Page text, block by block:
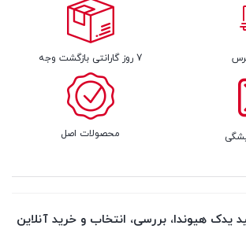
7 روز گارانتی بازگشت وجه
محصولات اصل
یدک هیوندا، بررسی، انتخاب و خرید آنلاین